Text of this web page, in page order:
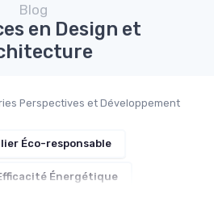
Blog
en Design et
Perspectives et Développement
Éco-responsable
Énergétique